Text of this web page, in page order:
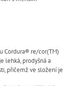
Cordura® re/cor(TM)
lehká, prodyšná a
přičemž ve složení je